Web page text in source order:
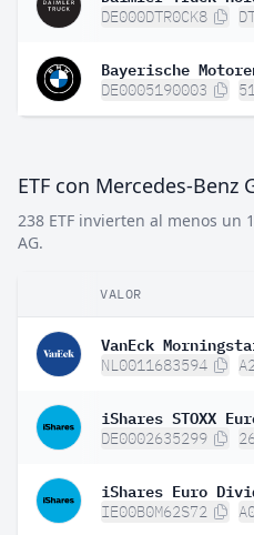
DE000DTR0CK8
Bayerische
DE0005190003
ETF con Mercedes-Benz
238 ETF invierten al menos un
AG.
VALOR
NL0011683594
DE0002635299
iShares Euro
IE00B0M62S72